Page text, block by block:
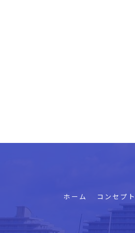
ホーム コンセプト